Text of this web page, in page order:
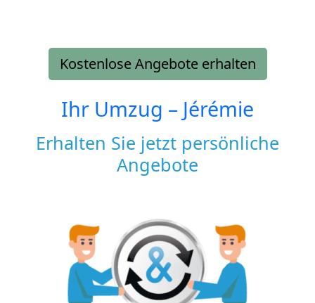
Kostenlose Angebote erhalten
Ihr Umzug – Jérémie
Erhalten Sie jetzt persönliche
Angebote